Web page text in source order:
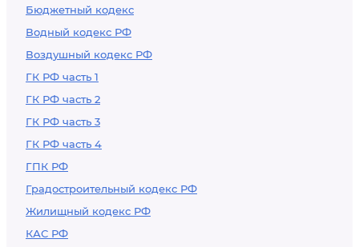
Бюджетный кодекс
Водный кодекс РФ
Воздушный кодекс РФ
ГК РФ часть 1
ГК РФ часть 2
ГК РФ часть 3
ГК РФ часть 4
ГПК РФ
Градостроительный кодекс РФ
Жилищный кодекс РФ
КАС РФ